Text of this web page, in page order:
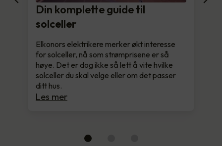
Din komplette guide til
solceller
Elkonors elektrikere merker økt interesse
for solceller, nå som strømprisene er så
høye. Det er dog ikke så lett å vite hvilke
solceller du skal velge eller om det passer
ditt hus.
Les mer